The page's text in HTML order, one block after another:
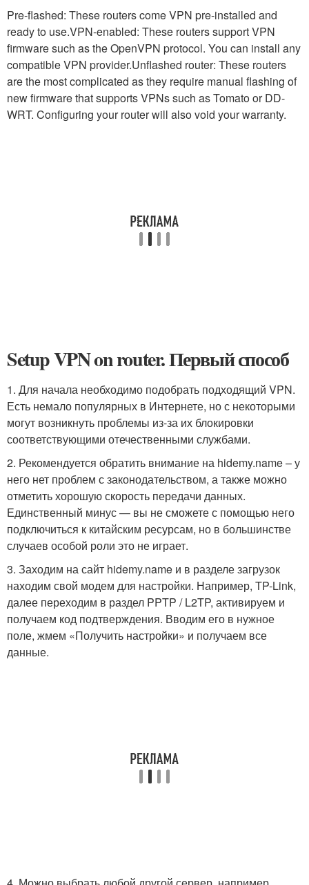
Pre-flashed: These routers come VPN pre-installed and
ready to use.VPN-enabled: These routers support VPN
firmware such as the OpenVPN protocol. You can install any
compatible VPN provider.Unflashed router: These routers
are the most complicated as they require manual flashing of
new firmware that supports VPNs such as Tomato or DD-
WRT. Configuring your router will also void your warranty.
Setup VPN on router. Первый способ
1. Для начала необходимо подобрать подходящий VPN.
Есть немало популярных в Интернете, но с некоторыми
могут возникнуть проблемы из-за их блокировки
соответствующими отечественными службами.
2. Рекомендуется обратить внимание на hidemy.name – у
него нет проблем с законодательством, а также можно
отметить хорошую скорость передачи данных.
Единственный минус — вы не сможете с помощью него
подключиться к китайским ресурсам, но в большинстве
случаев особой роли это не играет.
3. Заходим на сайт hidemy.name и в разделе загрузок
находим свой модем для настройки. Например, TP-Link,
далее переходим в раздел PPTP / L2TP, активируем и
получаем код подтверждения. Вводим его в нужное
поле, жмем «Получить настройки» и получаем все
данные.